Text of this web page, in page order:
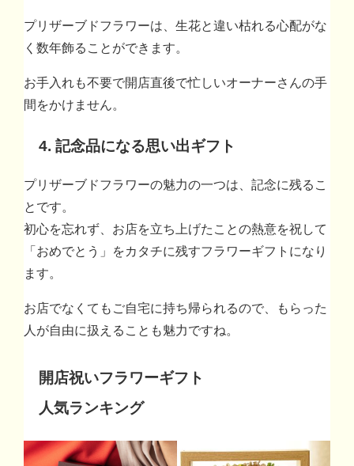
プリザーブドフラワーは、生花と違い枯れる心配がな
く数年飾ることができます。
お手入れも不要で開店直後で忙しいオーナーさんの手
間をかけません。
4. 記念品になる思い出ギフト
プリザーブドフラワーの魅力の一つは、記念に残るこ
とです。
初心を忘れず、お店を立ち上げたことの熱意を祝して
「おめでとう」をカタチに残すフラワーギフトになり
ます。
お店でなくてもご自宅に持ち帰られるので、もらった
人が自由に扱えることも魅力ですね。
開店祝いフラワーギフト
人気ランキング